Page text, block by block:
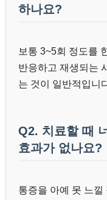
하나요?
보통 3~5회 정도를
반응하고 재생되는
는 것이 일반적입니
Q2. 치료할 때
효과가 없나요?
통증을 아예 못 느낄